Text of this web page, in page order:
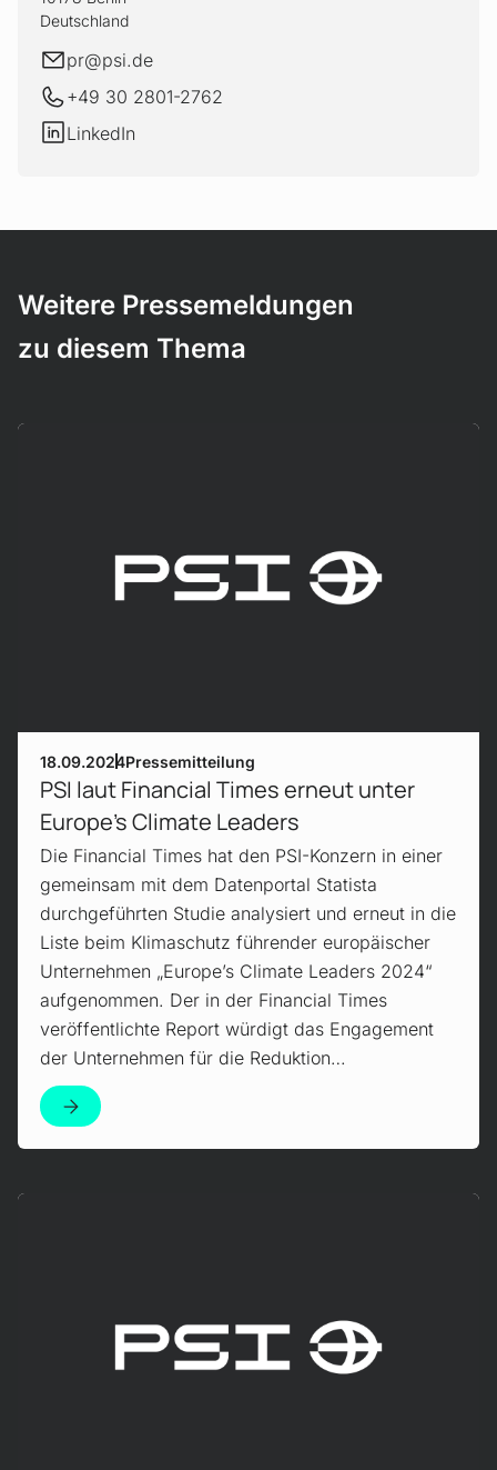
Deutschland
E-Mail
pr@psi.de
+49 30 2801-2762
LinkedIn
LinkedIn
Weitere Pressemeldungen
zu diesem Thema
18.09.2024Pressemitteilung
PSI laut Financial Times erneut unter
Europe’s Climate Leaders
Die Financial Times hat den PSI-Konzern in einer
gemeinsam mit dem Datenportal Statista
durchgeführten Studie analysiert und erneut in die
Liste beim Klimaschutz führender europäischer
Unternehmen „Europe’s Climate Leaders 2024“
aufgenommen. Der in der Financial Times
veröffentlichte Report würdigt das Engagement
der Unternehmen für die Reduktion…